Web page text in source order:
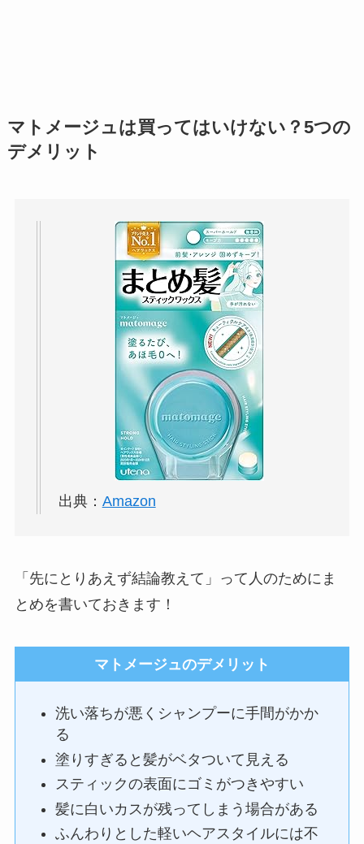
マトメージュは買ってはいけない？5つの
デメリット
出典： Amazon
「先にとりあえず結論教えて」って人のためにま
とめを書いておきます！
マトメージュのデメリット
洗い落ちが悪くシャンプーに手間がかか
る
塗りすぎると髪がベタついて見える
スティックの表面にゴミがつきやすい
髪に白いカスが残ってしまう場合がある
ふんわりとした軽いヘアスタイルには不